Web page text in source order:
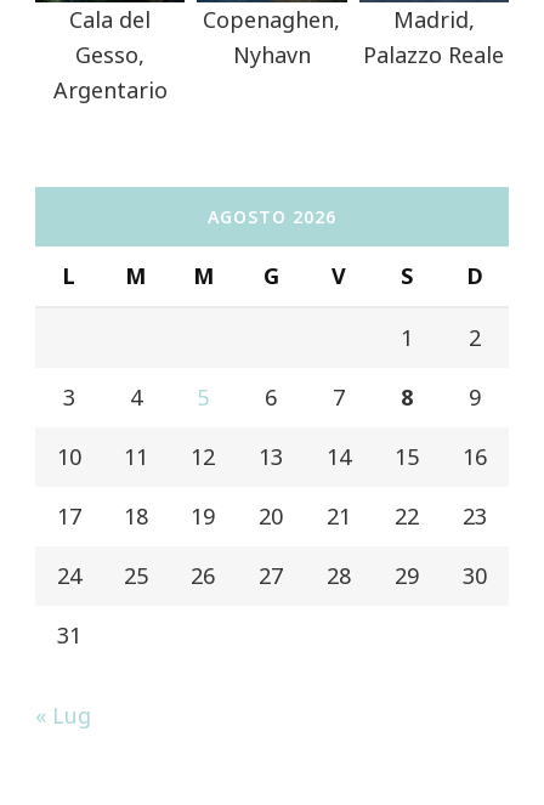
Cala del
Gesso,
Argentario
Copenaghen,
Nyhavn
Madrid,
Palazzo Reale
AGOSTO 2026
L M M G V S D
1 2
3 4 5 6 7 8 9
10 11 12 13 14 15 16
17 18 19 20 21 22 23
24 25 26 27 28 29 30
31
« Lug